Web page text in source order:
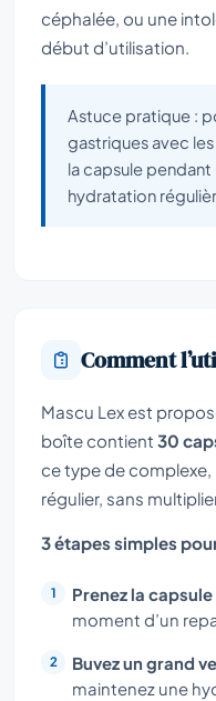
céphalée, ou une
début d’utilisation.
Astuce pratique :
gastriques avec
la capsule
hydratation
Comment
Mascu Lex est
boîte contient 30
ce type de complexe,
régulier, sans
3 étapes simples
Prenez la
moment d’un
Buvez un grand
maintenez une